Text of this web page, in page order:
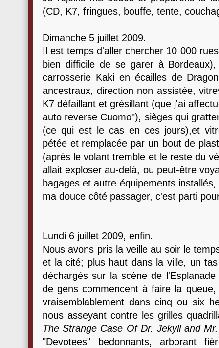
(CD, K7, fringues, bouffe, tente,
Dimanche 5 juillet 2009.
Il est temps d'aller chercher 10 000
bien difficile de se garer à
carrosserie Kaki en écailles de
ancestraux, direction non assistée,
K7 défaillant et grésillant (que j'ai
auto reverse Cuomo"), sièges qui
(ce qui est le cas en ces jours),et
pétée et remplacée par un bout de
(après le volant tremble et le reste du
allait exploser au-delà, ou peut-être
bagages et autre équipements
ma douce côté passager, c'est parti
Lundi 6 juillet 2009, enfin.
Nous avons pris la veille au soir le
et la cité; plus haut dans la ville, un
déchargés sur la scène de
de gens commencent à faire la
vraisemblablement dans cinq ou six
nous asseyant contre les grilles
The Strange Case Of Dr. Jekyll and
"Devotees" bedonnants, arborant